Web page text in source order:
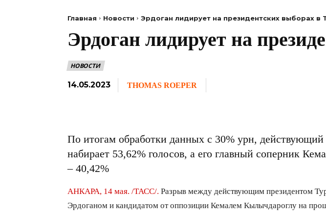
Главная Новости Эрдоган лидирует на президентских выборах в
Эрдоган лидирует на
НОВОСТИ
14.05.2023 THOMAS ROEPER
По итогам обработки данных с 30% урн, действующий
набирает 53,62% голосов, а его главный соперник
– 40,42%
АНКАРА, 14 мая. /ТАСС/. Разрыв между действующим президентом
Эрдоганом и кандидатом от оппозиции Кемалем Кылычдароглу на